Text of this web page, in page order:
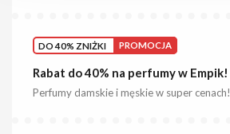
DO 40% ZNIŻKI PROMOCJA
Rabat do 40% na perfumy w Empik!
Perfumy damskie i męskie w super cenach!